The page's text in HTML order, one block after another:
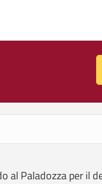
al Paladozza per il